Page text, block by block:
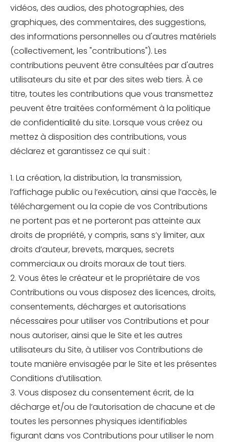
vidéos, des audios, des photographies, des
graphiques, des commentaires, des suggestions,
des informations personnelles ou d'autres matériels
(collectivement, les "contributions"). Les
contributions peuvent être consultées par d'autres
utilisateurs du site et par des sites web tiers. À ce
titre, toutes les contributions que vous transmettez
peuvent être traitées conformément à la politique
de confidentialité du site. Lorsque vous créez ou
mettez à disposition des contributions, vous
déclarez et garantissez ce qui suit :
1. La création, la distribution, la transmission,
l’affichage public ou l’exécution, ainsi que l’accès, le
téléchargement ou la copie de vos Contributions
ne portent pas et ne porteront pas atteinte aux
droits de propriété, y compris, sans s’y limiter, aux
droits d’auteur, brevets, marques, secrets
commerciaux ou droits moraux de tout tiers.
2. Vous êtes le créateur et le propriétaire de vos
Contributions ou vous disposez des licences, droits,
consentements, décharges et autorisations
nécessaires pour utiliser vos Contributions et pour
nous autoriser, ainsi que le Site et les autres
utilisateurs du Site, à utiliser vos Contributions de
toute manière envisagée par le Site et les présentes
Conditions d’utilisation.
3. Vous disposez du consentement écrit, de la
décharge et/ou de l’autorisation de chacune et de
toutes les personnes physiques identifiables
figurant dans vos Contributions pour utiliser le nom